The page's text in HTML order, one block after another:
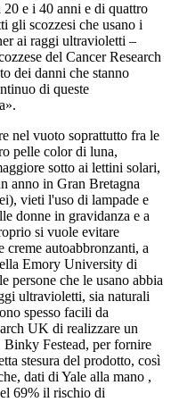
e i 40 anni e di quattro
gli scozzesi che usano i
ai raggi ultravioletti –
del Cancer Research
dei danni che stanno
di queste
nel vuoto soprattutto fra le
pelle color di luna,
sotto ai lettini solari,
anno in Gran Bretagna
vieti l'uso di lampade e
donne in gravidanza e a
si vuole evitare
autoabbronzanti, a
Emory University di
persone che le usano abbia
ultravioletti, sia naturali
spesso facili da
UK di realizzare un
Festead, per fornire
stesura del prodotto, così
dati di Yale alla mano ,
69% il rischio di